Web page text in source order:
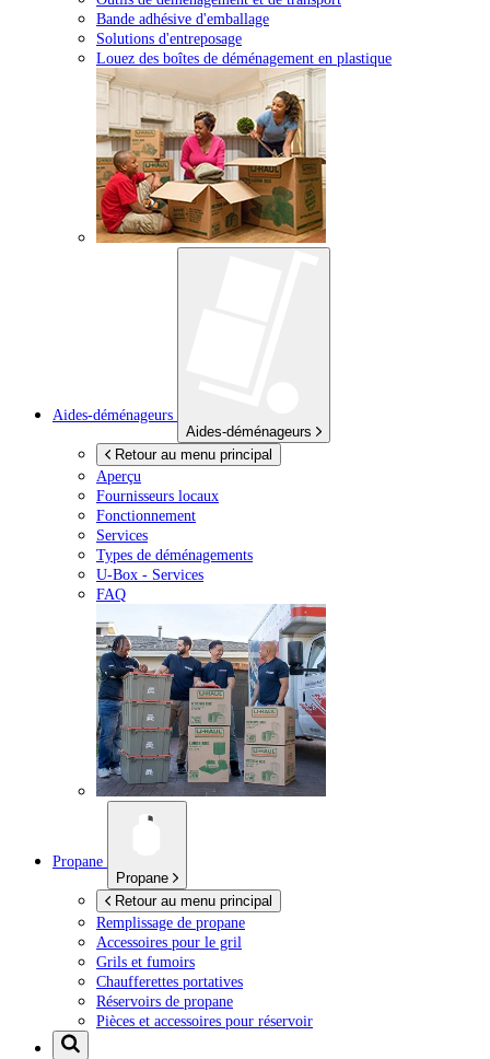
Bande adhésive d'emballage
Solutions d'entreposage
Louez des boîtes de déménagement en plastique
Aides-déménageurs
Aides-déménageurs
Retour au menu principal
Aperçu
Fournisseurs locaux
Fonctionnement
Services
Types de déménagements
U-Box - Services
FAQ
Propane
Propane
Retour au menu principal
Remplissage de propane
Accessoires pour le gril
Grils et fumoirs
Chaufferettes portatives
Réservoirs de propane
Pièces et accessoires pour réservoir